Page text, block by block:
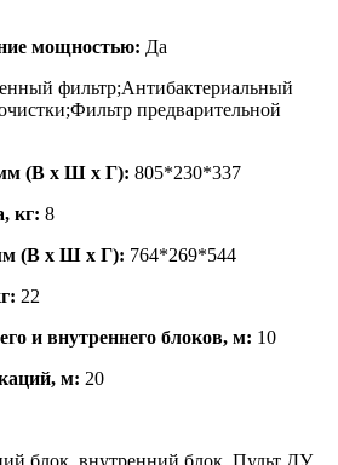
мощностью: Да
фильтр;Антибактериальный
предварительной
мм (В x Ш x Г): 805*230*337
кг: 8
(В x Ш x Г): 764*269*544
22
и внутреннего блоков, м: 10
м: 20
блок, внутренний блок, Пульт ДУ